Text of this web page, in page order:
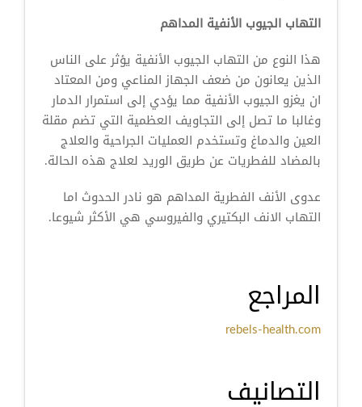
التهاب الجيوب الأنفية المداهم
هذا النوع من التهاب الجيوب الأنفية يؤثر على الناس
الذين يعانون من ضعف الجهاز المناعي ومن المعتاد
ان يغزو الجيوب الأنفية مما يؤدي إلى استمرار الدمار
وغالبا ما تصل إلى التجاويف العظمية التي تضم مقلة
العين والدماغ وتستخدم العمليات الجراحية والعلاج
بالمضاد للفطريات عن طريق الوريد لعلاج هذه الحالة.
عدوى الأنف الفطرية المداهم هو نادر الحدوث اما
التهاب الانف البكتيري والفيروسي هي الأكثر شيوعا.
المراجع
rebels-health.com
التصانيف